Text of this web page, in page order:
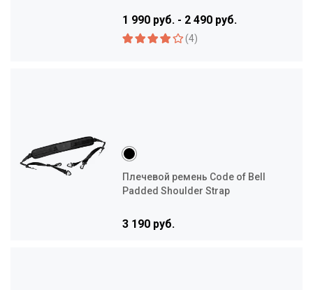
1 990 руб. - 2 490 руб.
(4)
Плечевой ремень Code of Bell
Padded Shoulder Strap
3 190 руб.